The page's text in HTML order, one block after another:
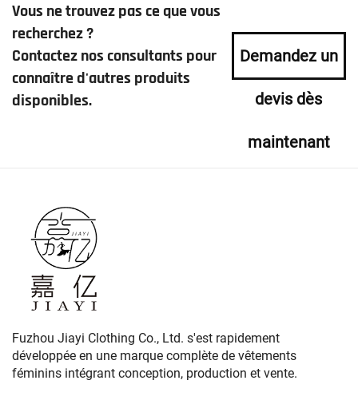
Vous ne trouvez pas ce que vous
recherchez ?
Contactez nos consultants pour
connaître d'autres produits
disponibles.
Demandez un
devis dès
maintenant
Fuzhou Jiayi Clothing Co., Ltd. s'est rapidement
développée en une marque complète de vêtements
féminins intégrant conception, production et vente.